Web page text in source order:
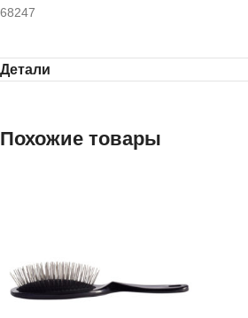
68247
Детали
Похожие товары